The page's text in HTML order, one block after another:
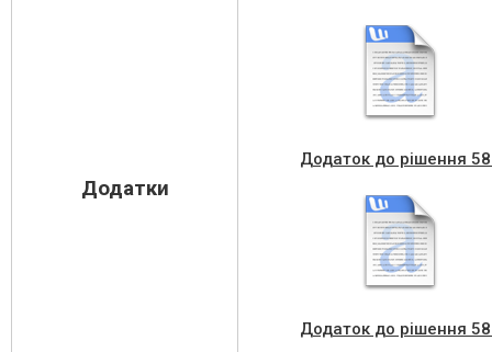
Додатки
Додаток до рішення
Додаток до рішення